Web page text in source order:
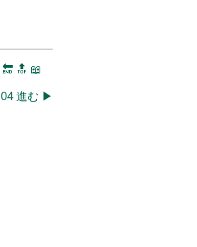
🔚 🔝 📖
04進む ▶